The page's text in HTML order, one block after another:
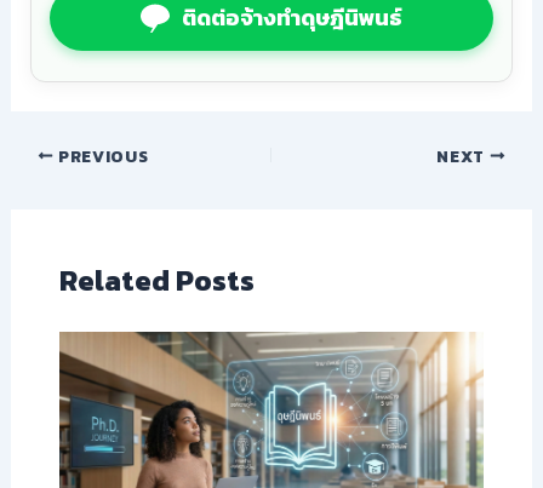
ติดต่อจ้างทำดุษฎีนิพนธ์
PREVIOUS NEXT
Related Posts